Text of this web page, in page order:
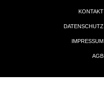
KONTAKT
DATENSCHUTZ
IMPRESSUM
AGB